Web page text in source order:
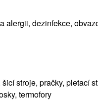
alergii, dezinfekce,
šicí stroje, pračky, pletací
termofory